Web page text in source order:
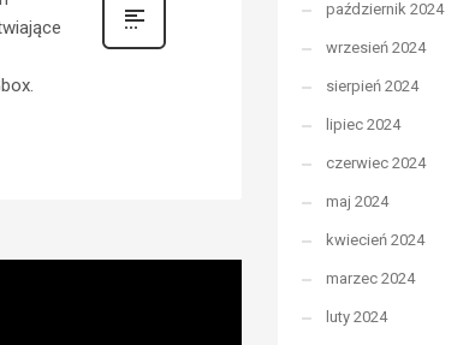
październik 2024
wrzesień 2024
sierpień 2024
lipiec 2024
czerwiec 2024
maj 2024
kwiecień 2024
marzec 2024
luty 2024